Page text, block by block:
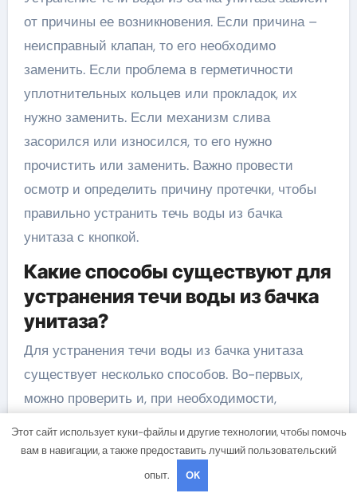
от причины ее возникновения. Если причина –
неисправный клапан, то его необходимо
заменить. Если проблема в герметичности
уплотнительных кольцев или прокладок, их
нужно заменить. Если механизм слива
засорился или износился, то его нужно
прочистить или заменить. Важно провести
осмотр и определить причину протечки, чтобы
правильно устранить течь воды из бачка
унитаза с кнопкой.
Какие способы существуют для
устранения течи воды из бачка
унитаза?
Для устранения течи воды из бачка унитаза
существует несколько способов. Во-первых,
можно проверить и, при необходимости,
Во-вторых, можно осмотреть и прочистить
механизм слива, если он засорился или
износился. В-третьих, можно проверить и
Этот сайт использует куки-файлы и другие технологии, чтобы помочь
вам в навигации, а также предоставить лучший пользовательский
опыт.
OK